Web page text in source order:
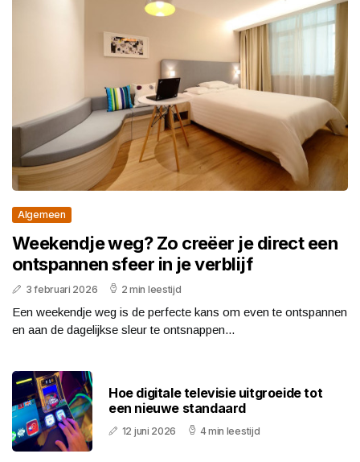
Algemeen
Weekendje weg? Zo creëer je direct een
ontspannen sfeer in je verblijf
3 februari 2026 2 min leestijd
Een weekendje weg is de perfecte kans om even te ontspannen
en aan de dagelijkse sleur te ontsnappen...
Hoe digitale televisie uitgroeide tot
een nieuwe standaard
12 juni 2026 4 min leestijd